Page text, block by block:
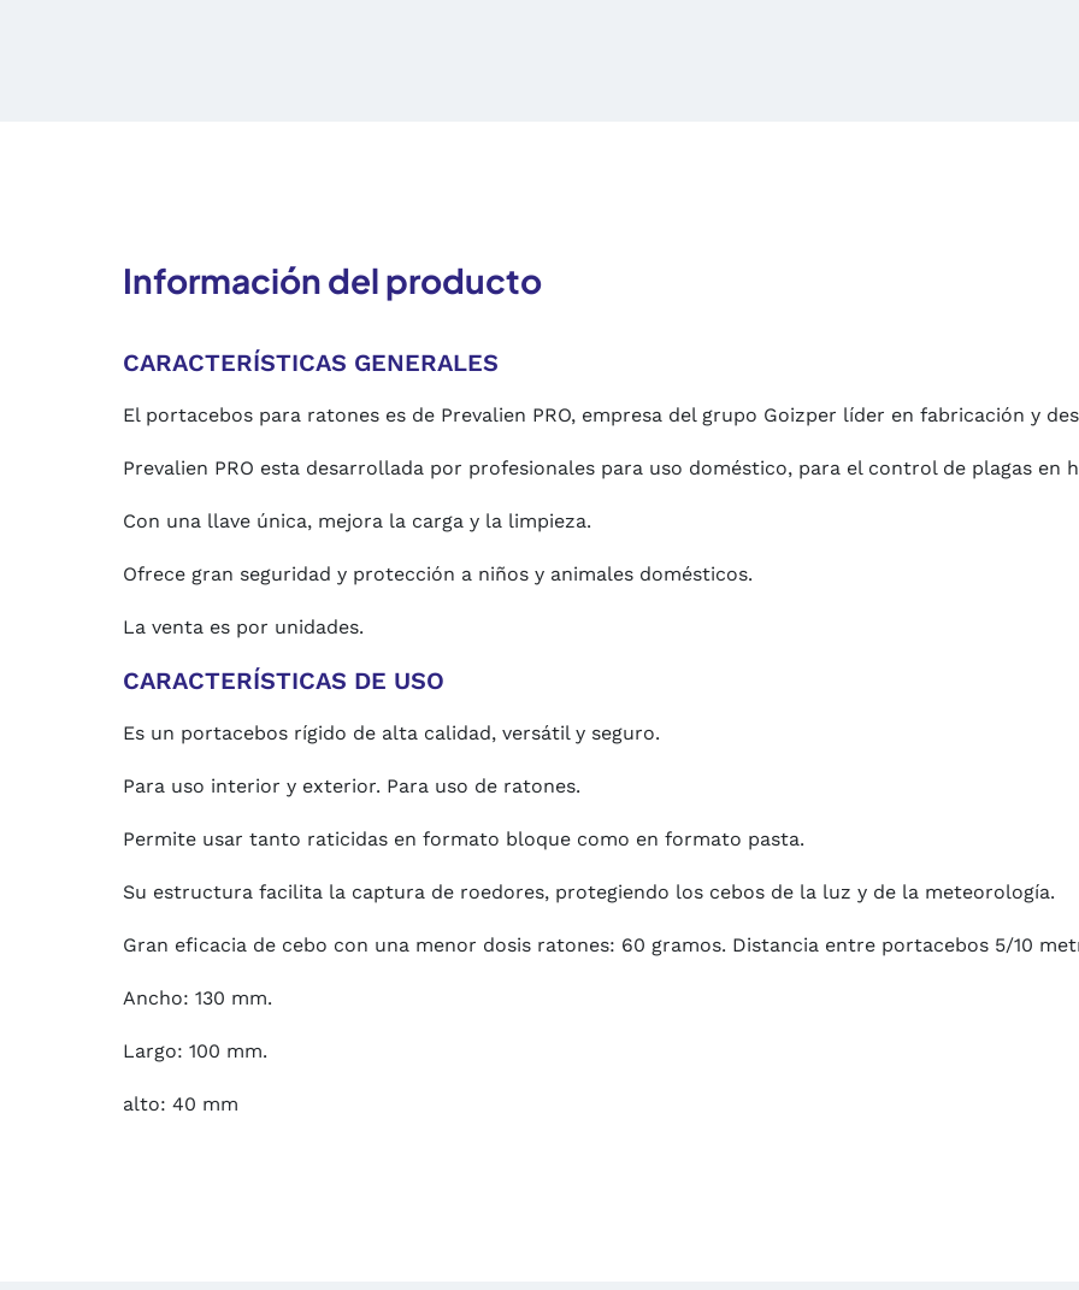
Información del producto
CARACTERÍSTICAS GENERALES
El portacebos para ratones es de Prevalien PRO, empresa del grupo Goizper líder en fabricación y
Prevalien PRO esta desarrollada por profesionales para uso doméstico, para el control de plagas en
Con una llave única, mejora la carga y la limpieza.
Ofrece gran seguridad y protección a niños y animales domésticos.
La venta es por unidades.
CARACTERÍSTICAS DE USO
Es un portacebos rígido de alta calidad, versátil y seguro.
Para uso interior y exterior. Para uso de ratones.
Permite usar tanto raticidas en formato bloque como en formato pasta.
Su estructura facilita la captura de roedores, protegiendo los cebos de la luz y de la meteorología.
Gran eficacia de cebo con una menor dosis ratones: 60 gramos. Distancia entre portacebos 5/10
Ancho: 130 mm.
Largo: 100 mm.
alto: 40 mm